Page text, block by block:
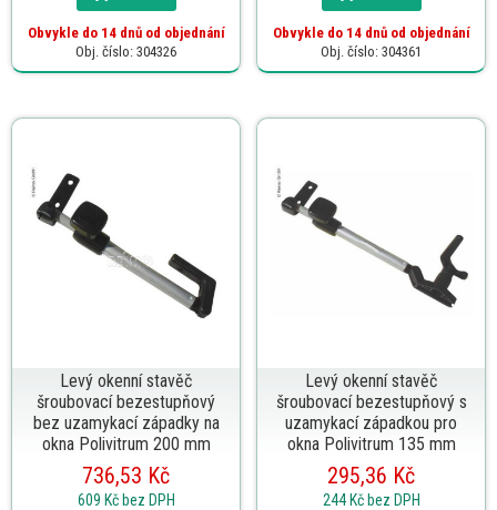
Obvykle do 14 dnů od objednání
Obj. číslo: 304326
Obvykle do 14 dnů od objednání
Obj. číslo: 304361
Levý okenní stavěč
šroubovací bezestupňový
bez uzamykací západky na
okna Polivitrum 200 mm
736,53 Kč
609 Kč bez DPH
Levý okenní stavěč
šroubovací bezestupňový s
uzamykací západkou pro
okna Polivitrum 135 mm
295,36 Kč
244 Kč bez DPH